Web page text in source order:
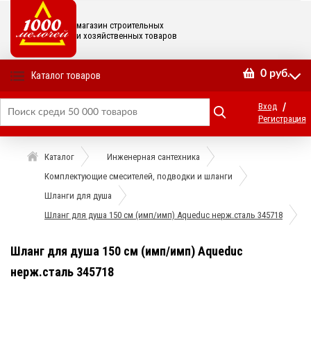
магазин строительных
и хозяйственных товаров
Каталог товаров 0 руб.
Вход /
Регистрация
Каталог
Инженерная сантехника
Комплектующие смесителей, подводки и шланги
Шланги для душа
Шланг для душа 150 см (имп/имп) Aqueduc нерж.сталь 345718
Шланг для душа 150 см (имп/имп) Aqueduc
нерж.сталь 345718